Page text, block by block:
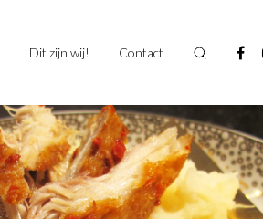
Dit zijn wij! Contact